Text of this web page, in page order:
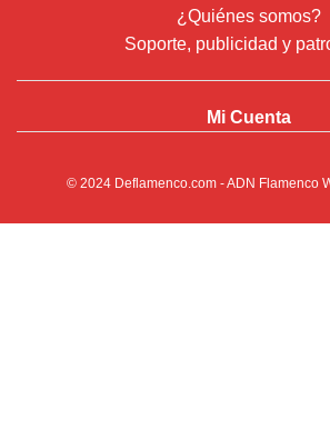
¿Quiénes somos?
Soporte, publicidad y
Mi Cuenta
© 2024 Deflamenco.com- ADN Flamenco